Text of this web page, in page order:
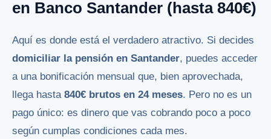
en Banco Santander (hasta 840€)
Aquí es donde está el verdadero atractivo. Si decides
domiciliar la pensión en Santander, puedes acceder
a una bonificación mensual que, bien aprovechada,
llega hasta 840€ brutos en 24 meses. Pero no es un
pago único: es dinero que vas cobrando poco a poco
según cumplas condiciones cada mes.